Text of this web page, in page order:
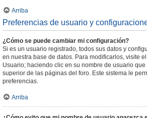
Arriba
Preferencias de usuario y
¿Cómo se puede cambiar mi configuración?
Si es un usuario registrado, todos sus datos y
en nuestra base de datos. Para modificarlos, visite
Usuario; haciendo clic en su nombre de usuario
superior de las páginas del foro. Este sistema le
preferencias.
Arriba